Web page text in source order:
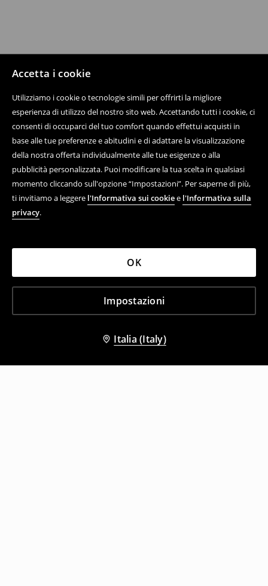
Accetta i cookie
Utilizziamo i cookie o tecnologie simili per offrirti la migliore
esperienza di utilizzo del nostro sito web. Accettando tutti i cookie, ci
consenti di occuparci del tuo comfort quando effettui acquisti in
base alle tue preferenze e abitudini e di adattare la visualizzazione
della nostra offerta individualmente alle tue esigenze o alla
pubblicità personalizzata. Puoi modificare la tua scelta in qualsiasi
momento cliccando sull'opzione “Impostazioni”. Per saperne di più,
ti invitiamo a leggere l'Informativa sui cookiee l'Informativa sulla
privacy.
Impostazioni
OK
Italia (Italy)